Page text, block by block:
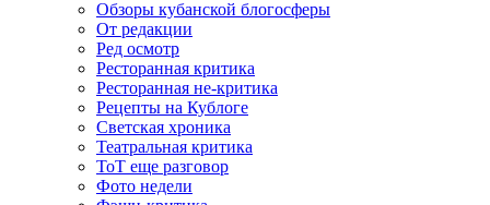
Обзоры кубанской блогосферы
От редакции
Ред осмотр
Ресторанная критика
Ресторанная не-критика
Рецепты на Кублоге
Светская хроника
Театральная критика
ТоТ еще разговор
Фото недели